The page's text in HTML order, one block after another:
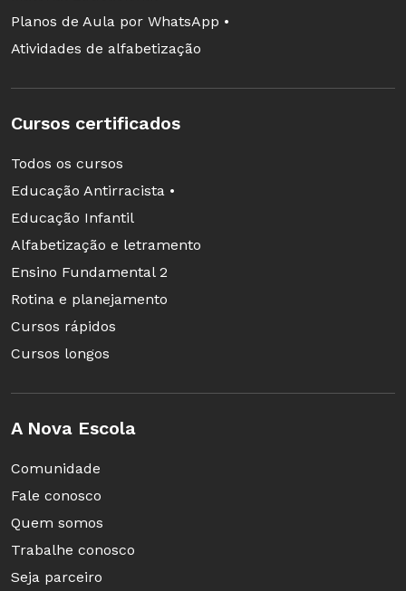
Planos de Aula por WhatsApp •
Atividades de alfabetização
Cursos certificados
Todos os cursos
Educação Antirracista •
Educação Infantil
Alfabetização e letramento
Ensino Fundamental 2
Rotina e planejamento
Cursos rápidos
Cursos longos
A Nova Escola
Comunidade
Fale conosco
Quem somos
Trabalhe conosco
Seja parceiro